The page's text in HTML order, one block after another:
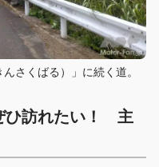
さくばる）」に続く道。
ひ訪れたい！ 主